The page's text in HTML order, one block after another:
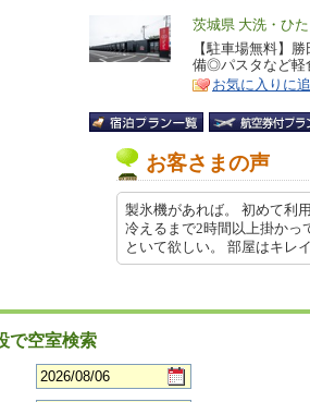
エ
リ
ア
茨城県 大洗・ひ
特
徴
【駐車場無料】
備◎パスタなど軽
お気に入りに
お客さまの声
製氷機があれば。 初めて利
冷えるまで2時間以上掛かっ
といて欲しい。 部屋はキ
で空室検索